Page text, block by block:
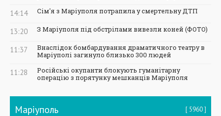
14:14 Сім'я з Маріуполя потрапила у смертельну ДТП
13:20 З Маріуполя під обстрілами вивезли коней (ФОТО)
11:37
Внаслідок бомбардування драматичного театру в
Маріуполі загинуло близько 300 людей
11:28
Російські окупанти блокують гуманітарну
операцію з порятунку мешканців Маріуполя
Маріуполь 5960